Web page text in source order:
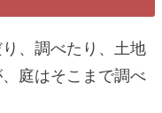
、調べたり、土地
庭はそこまで調べ